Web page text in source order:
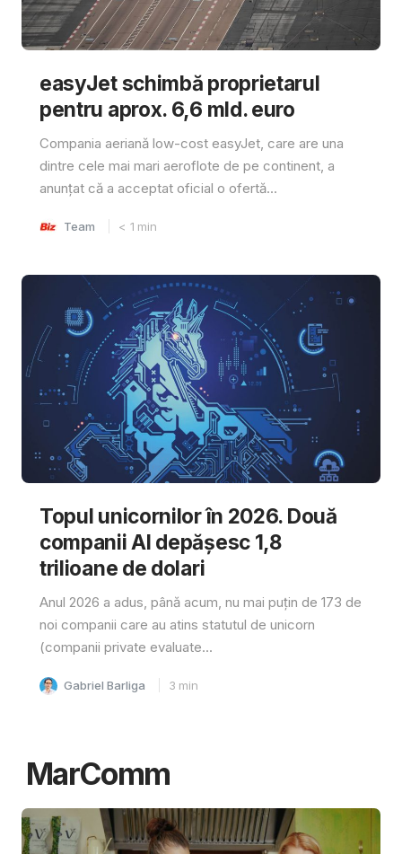
easyJet schimbă proprietarul
pentru aprox. 6,6 mld. euro
Compania aeriană low-cost easyJet, care are una
dintre cele mai mari aeroflote de pe continent, a
anunțat că a acceptat oficial o ofertă...
Team < 1 min
Topul unicornilor în 2026. Două
companii AI depășesc 1,8
trilioane de dolari
Anul 2026 a adus, până acum, nu mai puțin de 173 de
noi companii care au atins statutul de unicorn
(companii private evaluate...
Gabriel Barliga 3 min
MarComm